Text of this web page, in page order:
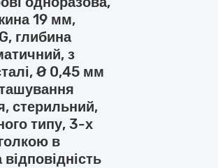
19 мм,
глибина
з
Ø 0,45 мм
стерильний,
типу, 3-х
в